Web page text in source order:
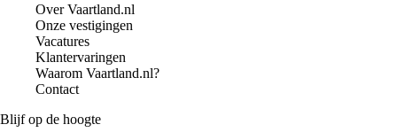
Over Vaartland.nl
Onze vestigingen
Vacatures
Klantervaringen
Waarom Vaartland.nl?
Contact
Blijf op de hoogte